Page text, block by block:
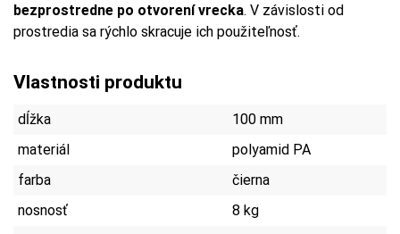
bezprostredne po otvorení vrecka. V závislosti od
prostredia sa rýchlo skracuje ich použiteľnosť.
Vlastnosti produktu
dĺžka
100 mm
materiál
polyamid PA
farba
čierna
nosnosť
8 kg